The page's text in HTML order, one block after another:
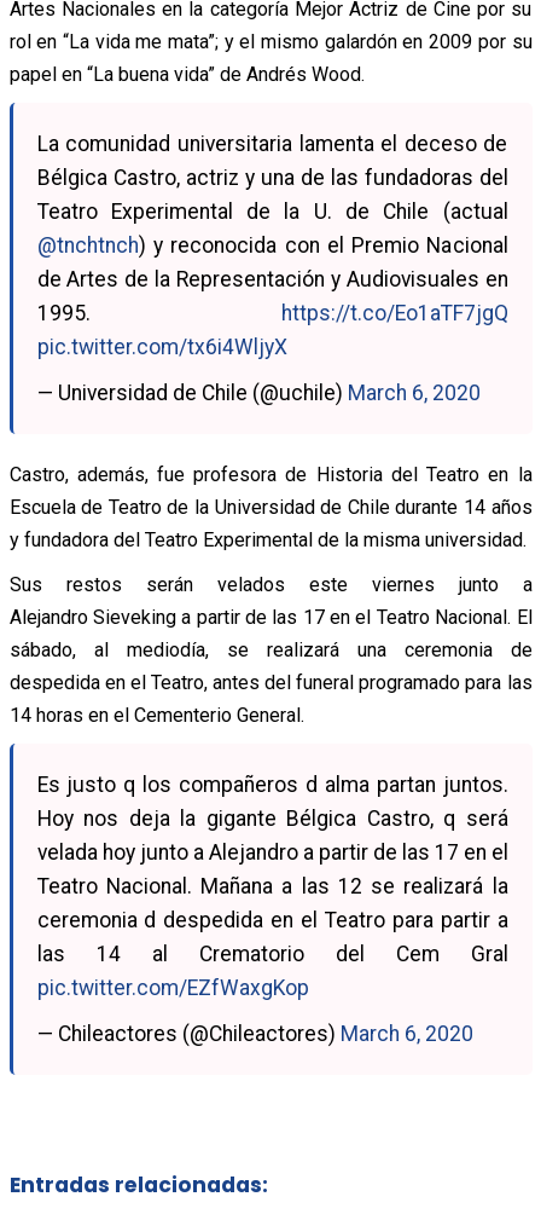
Artes Nacionales en la categoría Mejor Actriz de Cine por su
rol en “La vida me mata”; y el mismo galardón en 2009 por su
papel en “La buena vida” de Andrés Wood.
La comunidad universitaria lamenta el deceso de
Bélgica Castro, actriz y una de las fundadoras del
Teatro Experimental de la U. de Chile (actual
@tnchtnch) y reconocida con el Premio Nacional
de Artes de la Representación y Audiovisuales en
1995.
https://t.co/Eo1aTF7jgQ
pic.twitter.com/tx6i4WljyX
— Universidad de Chile (@uchile) March 6, 2020
Castro, además, fue profesora de Historia del Teatro en la
Escuela de Teatro de la Universidad de Chile durante 14 años
y fundadora del Teatro Experimental de la misma universidad.
Sus restos serán velados este viernes junto a
Alejandro Sieveking a partir de las 17 en el Teatro Nacional. El
sábado, al mediodía, se realizará una ceremonia de
despedida en el Teatro, antes del funeral programado para las
14 horas en el Cementerio General.
Es justo q los compañeros d alma partan juntos.
Hoy nos deja la gigante Bélgica Castro, q será
velada hoy junto a Alejandro a partir de las 17 en el
Teatro Nacional. Mañana a las 12 se realizará la
ceremonia d despedida en el Teatro para partir a
las 14 al Crematorio del Cem Gral
pic.twitter.com/EZfWaxgKop
— Chileactores (@Chileactores) March 6, 2020
Entradas relacionadas: